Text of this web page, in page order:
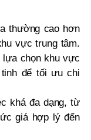
thường cao hơn
vực trung tâm.
lựa chọn khu vực
để tối ưu chi
khá đa dạng, từ
giá hợp lý đến